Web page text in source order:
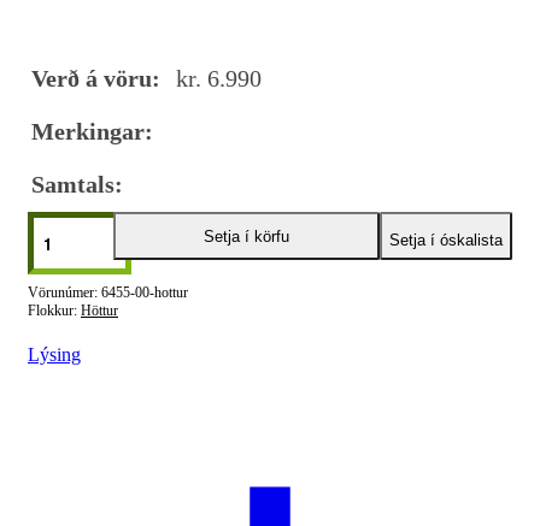
Verð á vöru: kr. 6.990
Merkingar:
Samtals:
Setja í körfu Setja í óskalista
6455-00-hottur
Flokkur: Höttur
Lýsing